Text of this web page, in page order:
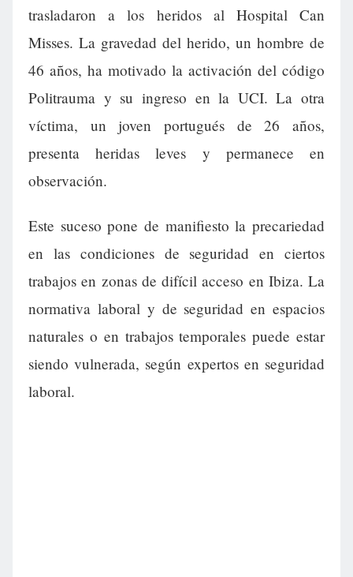
trasladaron a los heridos al Hospital Can
Misses. La gravedad del herido, un hombre de
46 años, ha motivado la activación del código
Politrauma y su ingreso en la UCI. La otra
víctima, un joven portugués de 26 años,
presenta heridas leves y permanece en
observación.
Este suceso pone de manifiesto la precariedad
en las condiciones de seguridad en ciertos
trabajos en zonas de difícil acceso en Ibiza. La
normativa laboral y de seguridad en espacios
naturales o en trabajos temporales puede estar
siendo vulnerada, según expertos en seguridad
laboral.